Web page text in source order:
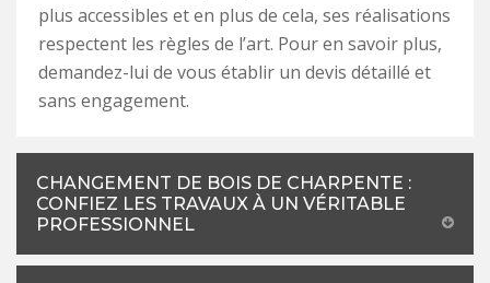
plus accessibles et en plus de cela, ses réalisations
respectent les règles de l’art. Pour en savoir plus,
demandez-lui de vous établir un devis détaillé et
sans engagement.
CHANGEMENT DE BOIS DE CHARPENTE :
CONFIEZ LES TRAVAUX À UN VÉRITABLE
PROFESSIONNEL